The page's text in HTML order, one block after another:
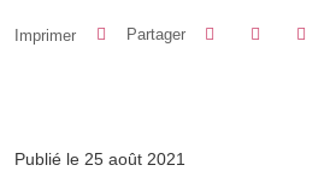
Imprimer Partager Partager sur
Partager
Publié le 25 août 2021